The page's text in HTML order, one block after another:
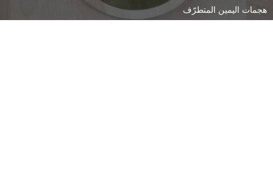
هجمات اليمين المتطرّف